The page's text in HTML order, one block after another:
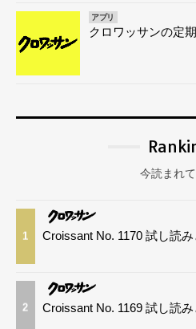
アプリ
クロワッサンの定
今読まれ
1 Croissant No. 1170 試し読
2 Croissant No. 1169 試し読